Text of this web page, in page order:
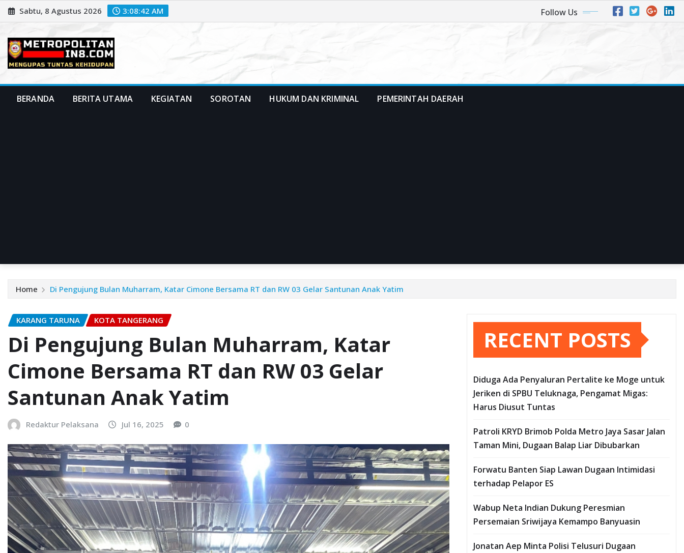
Skip
to
Sabtu, 8 Agustus 2026 3:08:44 AM Follow Us
BERANDA BERITA UTAMA KEGIATAN SOROTAN HUKUM DAN KRIMINAL PEMERINTAH DAERAH
Home Di Pengujung Bulan Muharram, Katar Cimone Bersama RT dan RW 03 Gelar Santunan Anak Yatim
KARANG TARUNA KOTA TANGERANG
Di Pengujung Bulan Muharram, Katar
Cimone Bersama RT dan RW 03 Gelar
Santunan Anak Yatim
Redaktur Pelaksana Jul 16, 2025 0
RECENT POSTS
Diduga Ada Penyaluran Pertalite ke Moge untuk
Jeriken di SPBU Teluknaga, Pengamat Migas:
Harus Diusut Tuntas
Patroli KRYD Brimob Polda Metro Jaya Sasar Jalan
Taman Mini, Dugaan Balap Liar Dibubarkan
Forwatu Banten Siap Lawan Dugaan Intimidasi
terhadap Pelapor ES
Wabup Neta Indian Dukung Peresmian
Persemaian Sriwijaya Kemampo Banyuasin
Jonatan Aep Minta Polisi Telusuri Dugaan